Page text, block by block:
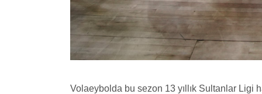
Volaeybolda bu sezon 13 yıllık Sultanlar Ligi